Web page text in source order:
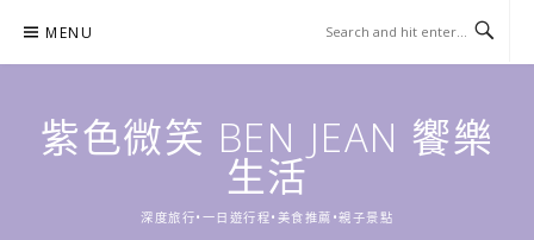
content
MENU
紫色微笑 BEN JEAN 饗樂
生活
深度旅行•一日遊行程•美食推薦•親子景點